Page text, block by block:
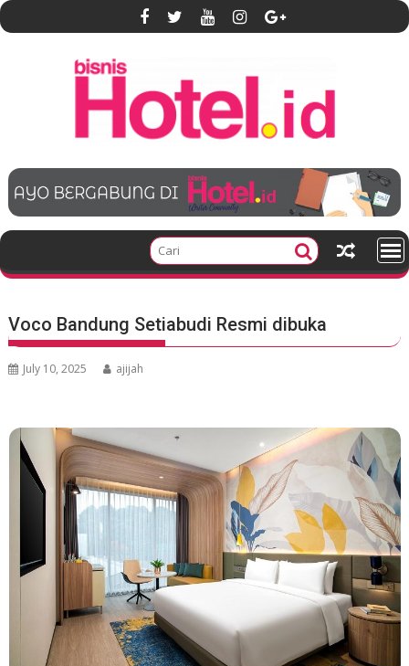
S
k
e
t
Voco Bandung Setiabudi Resmi dibuka
July 10, 2025 ajijah